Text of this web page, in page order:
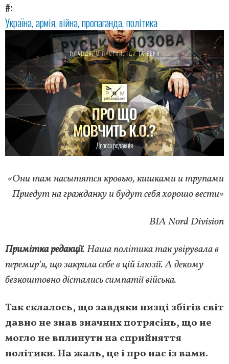
#
Україна армія війна пропаганда політика
«Они там насытятся кровью, кишками и трупами
Приедут на гражданку и будут себя хорошо вести»
ВІА Nord Division
Примітка редакції. Наша політика так увірувала в
перемир'я, що закрила себе в цій ілюзії. А декому
безкоштовно дістались симпатії війська.
Так склалось, що завдяки низці збігів світ
давно не знав значних потрясінь, що не
могло не вплинути на сприйняття
політики. На жаль, це і про нас із вами.